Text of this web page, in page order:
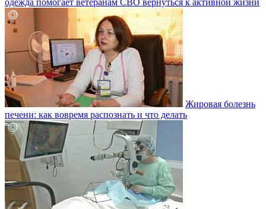
Жировая болезнь
печени: как вовремя распознать и что делать